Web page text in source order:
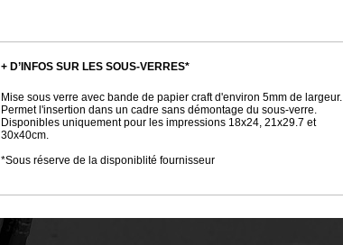
+ D’INFOS SUR LES SOUS-VERRES*
Mise sous verre avec bande de papier craft d'environ 5mm de largeur.
Permet l'insertion dans un cadre sans démontage du sous-verre.
Disponibles uniquement pour les impressions 18x24, 21x29.7 et
30x40cm.
*Sous réserve de la disponiblité fournisseur